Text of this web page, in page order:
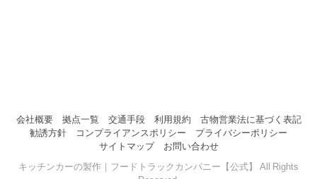
会社概要 拠点一覧 交通手段 利用規約
古物営業法に基づく表記
勧誘方針
コンプライアンスポリシー
プライバシーポリシー
サイトマップ
お問い合わせ
キッチンカーの製作｜フードトラックカンパニー【公式】 All Rights